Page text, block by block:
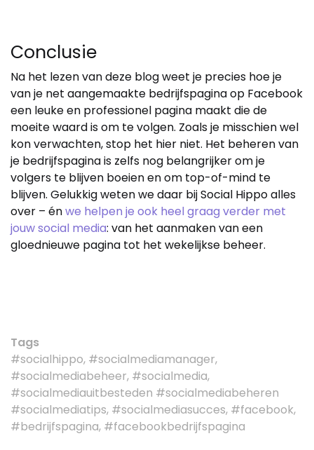
Conclusie
Na het lezen van deze blog weet je precies hoe je
van je net aangemaakte bedrijfspagina op Facebook
een leuke en professionel pagina maakt die de
moeite waard is om te volgen. Zoals je misschien wel
kon verwachten, stop het hier niet. Het beheren van
je bedrijfspagina is zelfs nog belangrijker om je
volgers te blijven boeien en om top-of-mind te
blijven. Gelukkig weten we daar bij Social Hippo alles
over – énwe helpen je ook heel graag verder met
jouw social media: van het aanmaken van een
gloednieuwe pagina tot het wekelijkse beheer.
Tags
#socialhippo, #socialmediamanager,
#socialmediabeheer, #socialmedia,
#socialmediauitbesteden #socialmediabeheren
#socialmediatips, #socialmediasucces, #facebook,
#bedrijfspagina, #facebookbedrijfspagina